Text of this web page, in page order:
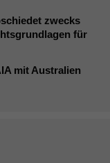
zwecks
für
mit Australien